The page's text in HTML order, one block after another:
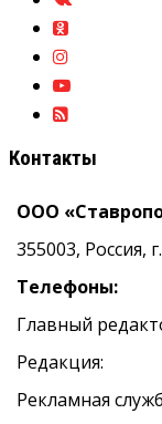
Контакты
ООО
355003, Россия,
Телефоны:
Главный
Редакция:
Рекламная